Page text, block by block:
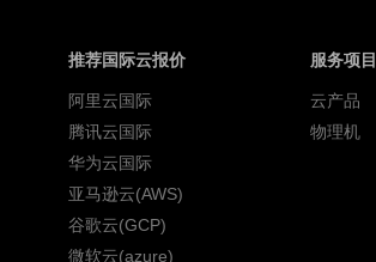
推荐国际云报价
阿里云国际
腾讯云国际
华为云国际
亚马逊云(AWS)
谷歌云(GCP)
微软云(azure)
服务项目
云产品
物理机